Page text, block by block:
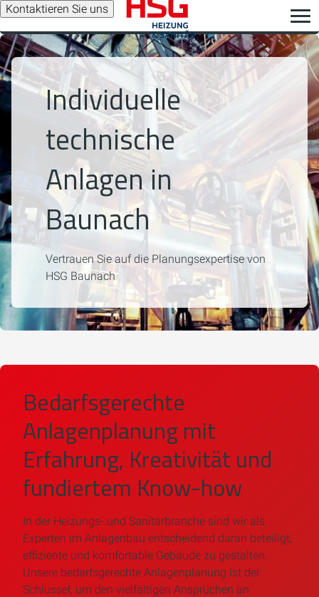
Kontaktieren Sie uns
Individuelle
technische
Anlagen in
Baunach
Vertrauen Sie auf die Planungsexpertise von
HSG Baunach
Bedarfsgerechte
Anlagenplanung mit
Erfahrung, Kreativität und
fundiertem Know-how
In der Heizungs- und Sanitärbranche sind wir als
Experten im Anlagenbau entscheidend daran beteiligt,
effiziente und komfortable Gebäude zu gestalten.
Unsere bedarfsgerechte Anlagenplanung ist der
Schlüssel, um den vielfältigen Ansprüchen an